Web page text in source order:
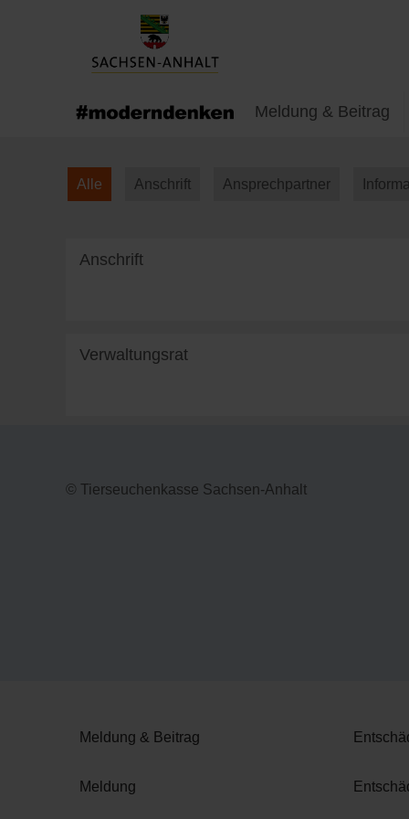
Meldung & Beitrag
Alle Anschrift Ansprechpartner
Anschrift
Verwaltungsrat
© Tierseuchenkasse Sachsen-Anhalt
Meldung & Beitrag
Meldung